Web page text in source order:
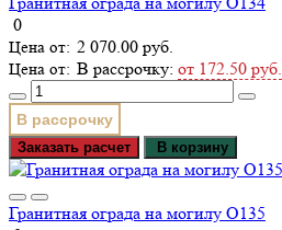
0
2 070.00 руб.
В рассрочку: от 172.50 руб.
В рассрочку
Заказать расчет В корзину
Гранитная ограда на могилу О135